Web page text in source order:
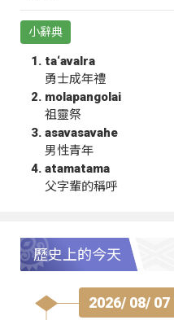
小辭典
ta‘avalra
勇士成年禮
molapangolai
祖靈祭
asavasavahe
男性青年
atamatama
父字輩的稱呼
歷史上的今天
2026/ 08/ 07